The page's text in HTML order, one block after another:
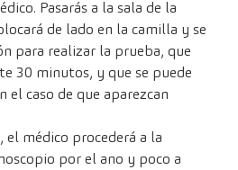
Pasarás a la sala de la
de lado en la camilla y se
para realizar la prueba, que
30 minutos, y que se puede
el caso de que aparezcan
el médico procederá a la
por el ano y poco a